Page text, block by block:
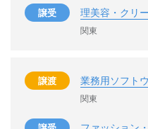
譲受 理美容・クリ
関東
譲渡 業務用ソフト
関東